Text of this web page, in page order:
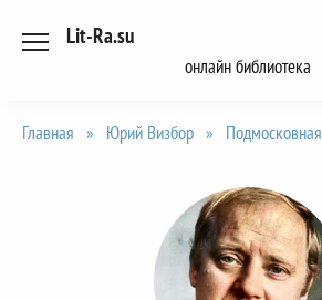
Lit-Ra.su
онлайн библиотека
Главная » Юрий Визбор » Подмосковная